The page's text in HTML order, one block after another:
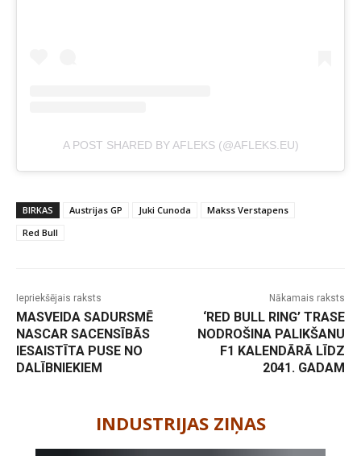
A POST SHARED BY AFLEKS (@AFLEKS.EU)
BIRKAS Austrijas GP Juki Cunoda
Makss Verstapens
Red Bull
Iepriekšējais raksts
MASVEIDA SADURSMĒ
NASCAR SACENSĪBĀS
IESAISTĪTA PUSE NO
DALĪBNIEKIEM
Nākamais raksts
‘RED BULL RING’ TRASE
NODROŠINA PALIKŠANU
F1 KALENDĀRĀ LĪDZ
2041. GADAM
INDUSTRIJAS ZIŅAS